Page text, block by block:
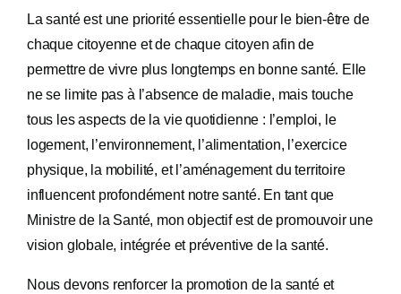
La santé est une priorité essentielle pour le bien-être de
chaque citoyenne et de chaque citoyenafin de
permettre de vivre plus longtemps en bonne santé. Elle
ne se limite pas à l’absence de maladie, mais touche
tous les aspects de la vie quotidienne : l’emploi, le
logement, l’environnement, l’alimentation, l’exercice
physique, la mobilité, et l’aménagement du territoire
influencent profondément notre santé. En tant que
Ministre de la Santé, mon objectif est de promouvoir une
vision globale, intégrée et préventive de la santé.
Nous devons renforcer la promotion de la santé et